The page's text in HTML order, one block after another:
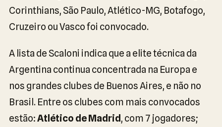
Corinthians, São Paulo, Atlético-MG, Botafogo,
Cruzeiro ou Vasco foi convocado.
A lista de Scaloni indica que a elite técnica da
Argentina continua concentrada na Europa e
nos grandes clubes de Buenos Aires, e não no
Brasil. Entre os clubes com mais convocados
estão:Atlético de Madrid, com 7 jogadores;